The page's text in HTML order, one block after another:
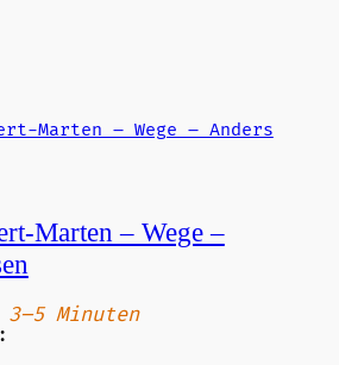
Marten – Wege –
3–5 Minuten